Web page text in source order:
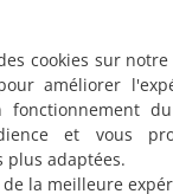
km 9.4/10
Bordaiseries
chez l'habitant,
personnes (total 7
cookies sur
améliorer
fonctionnement
et vous
plus adaptées.
la meilleure